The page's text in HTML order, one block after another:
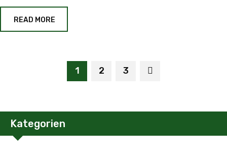
READ MORE
1 2 3
Kategorien